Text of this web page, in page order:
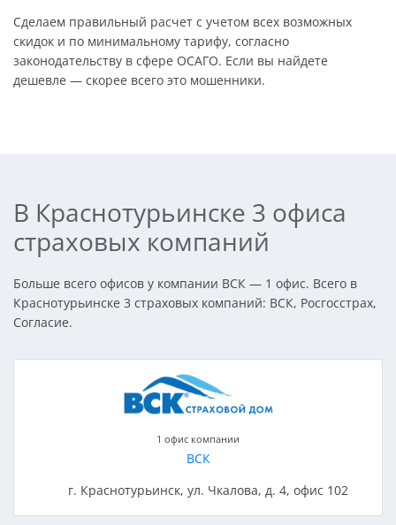
Сделаем правильный расчет с учетом всех возможных
скидок и по минимальному тарифу, согласно
законодательству в сфере ОСАГО. Если вы найдете
дешевле — скорее всего это мошенники.
В Краснотурьинске 3 офиса
страховых компаний
Больше всего офисов у компании ВСК — 1 офис. Всего в
Краснотурьинске 3 страховых компаний: ВСК, Росгосстрах,
Согласие.
1 офис компании
ВСК
г. Краснотурьинск, ул. Чкалова, д. 4, офис 102